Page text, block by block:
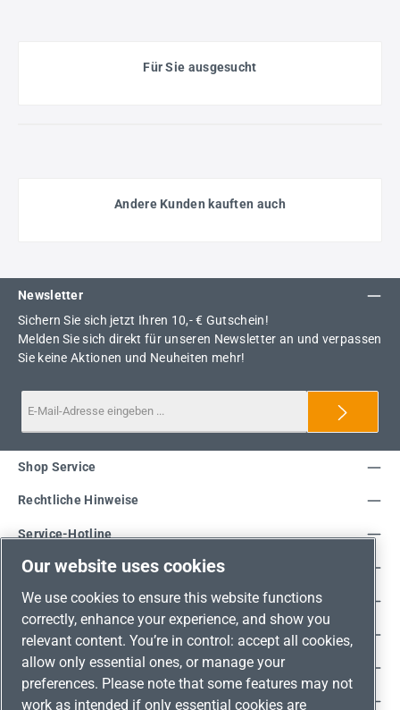
Für Sie ausgesucht
Andere Kunden kauften auch
Newsletter
Sichern Sie sich jetzt Ihren 10,- € Gutschein!
Melden Sie sich direkt für unseren Newsletter an und verpassen
Sie keine Aktionen und Neuheiten mehr!
Service-Hotline
Shop Service
Rechtliche Hinweise
Unsere Vorteile
Versandarten
Zahlungsarten
Adresse
Umweltschutz & Partnerschaft
Our website uses cookies
We use cookies to ensure this website functions
correctly, enhance your experience, and show you
relevant content. You’re in control: accept all cookies,
allow only essential ones, or manage your
preferences. Please note that some features may not
work as intended if only essential cookies are